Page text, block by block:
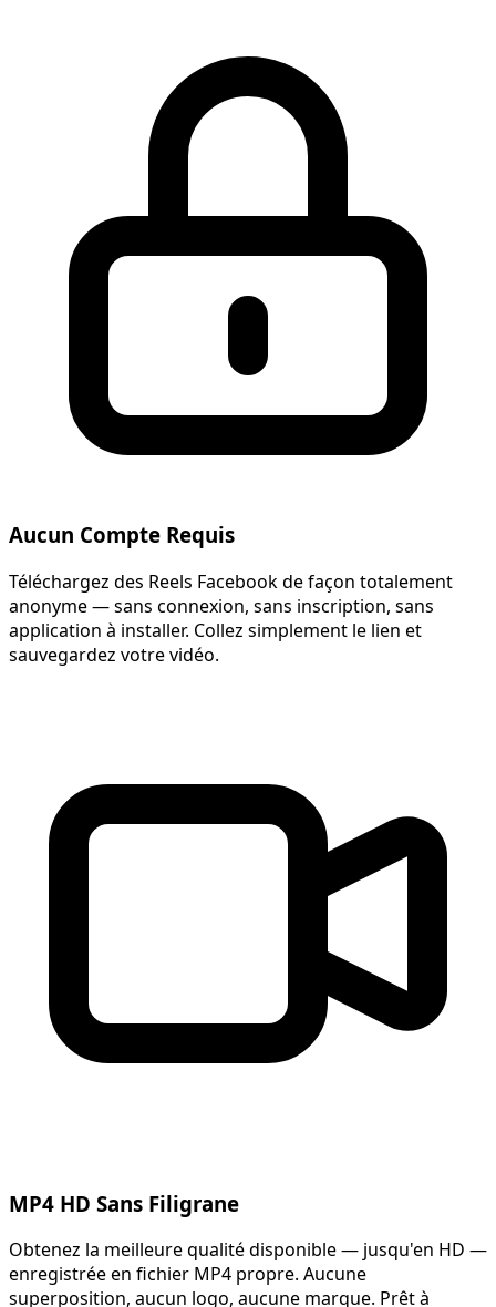
Aucun Compte Requis
Téléchargez des Reels Facebook de façon totalement
anonyme — sans connexion, sans inscription, sans
application à installer. Collez simplement le lien et
sauvegardez votre vidéo.
MP4 HD Sans Filigrane
Obtenez la meilleure qualité disponible — jusqu'en HD —
enregistrée en fichier MP4 propre. Aucune
superposition, aucun logo, aucune marque. Prêt à